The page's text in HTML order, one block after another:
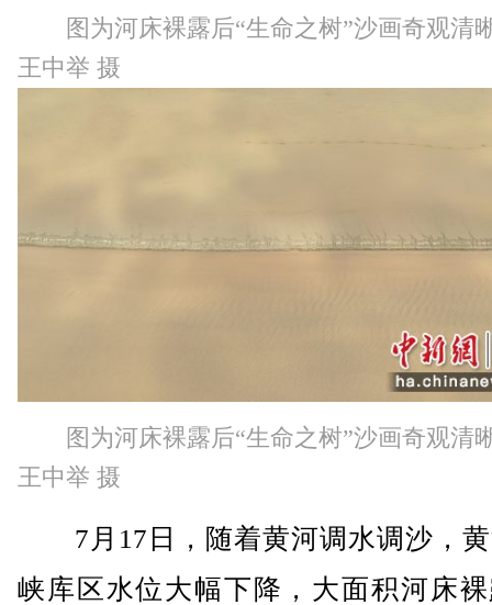
图为河床裸露后“生命之树”沙画奇观清
王中举 摄
图为河床裸露后“生命之树”沙画奇观清
王中举 摄
7月17日，随着黄河调水调沙，黄
峡库区水位大幅下降，大面积河床